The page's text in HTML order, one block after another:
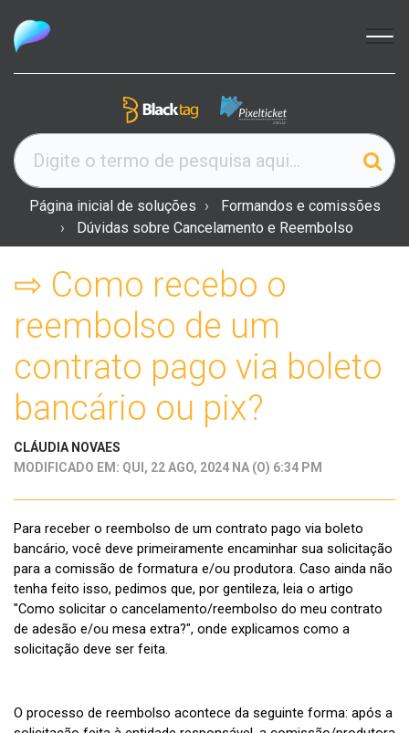
Página inicial de soluções
Formandos e comissões
Dúvidas sobre Cancelamento e Reembolso
⇨ Como recebo o
reembolso de um
contrato pago via boleto
bancário ou pix?
CLÁUDIA NOVAES
MODIFICADO EM: QUI, 22 AGO, 2024 NA (O) 6:34 PM
Para receber o reembolso de um contrato pago via boleto
bancário, você deve primeiramente encaminhar sua solicitação
para a comissão de formatura e/ou produtora. Caso ainda não
tenha feito isso, pedimos que, por gentileza, leia o artigo
"Como solicitar o cancelamento/reembolso do meu contrato
de adesão e/ou mesa extra?", onde explicamos como a
solicitação deve ser feita.
O processo de reembolso acontece da seguinte forma: após a